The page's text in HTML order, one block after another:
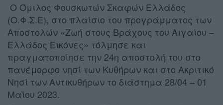
Ο Όμιλος Φουσκωτών Σκαφών Ελλάδος
(Ο.Φ.Σ.Ε), στο πλαίσιο του προγράμματος των
Αποστολών «Ζωή στους Βράχους του Αιγαίου –
Ελλάδος Εικόνες» τόλμησε και
πραγματοποίησε την 24η αποστολή του στο
πανέμορφο νησί των Κυθήρων και στο Ακριτικό
Νησί των Αντικυθήρων το διάστημα 28/04 – 01
Μαΐου 2023.